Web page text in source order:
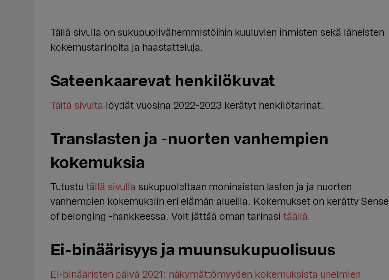
Tällä sivulla on sukupuolivähemmistöihin kuuluvien ihmisten sekä läheisten
kokemustarinoita ja haastatteluja.
Sateenkaarevat henkilökuvat
Tältä sivulta löydät vuosina 2022-2023 kerätyt henkilötarinat.
Translasten ja -nuorten vanhempien
kokemuksia
Tutustu tällä sivulla sukupuoleltaan moninaisten lasten ja ja nuorten
vanhempien kokemuksiin eri elämän alueilla. Kokemukset on kerätty Sense
of belonging -hankkeessa. Voit jättää oman tarinasi täällä.
Ei-binäärisyys ja muunsukupuolisuus
Ei-binääristen päivä 2021: näkymättömyyden kokemuksista unelmien